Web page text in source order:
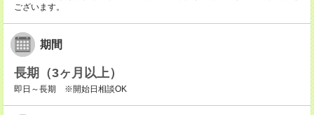
ございます。
期間
長期（3ヶ月以上）
即日～長期 ※開始日相談OK